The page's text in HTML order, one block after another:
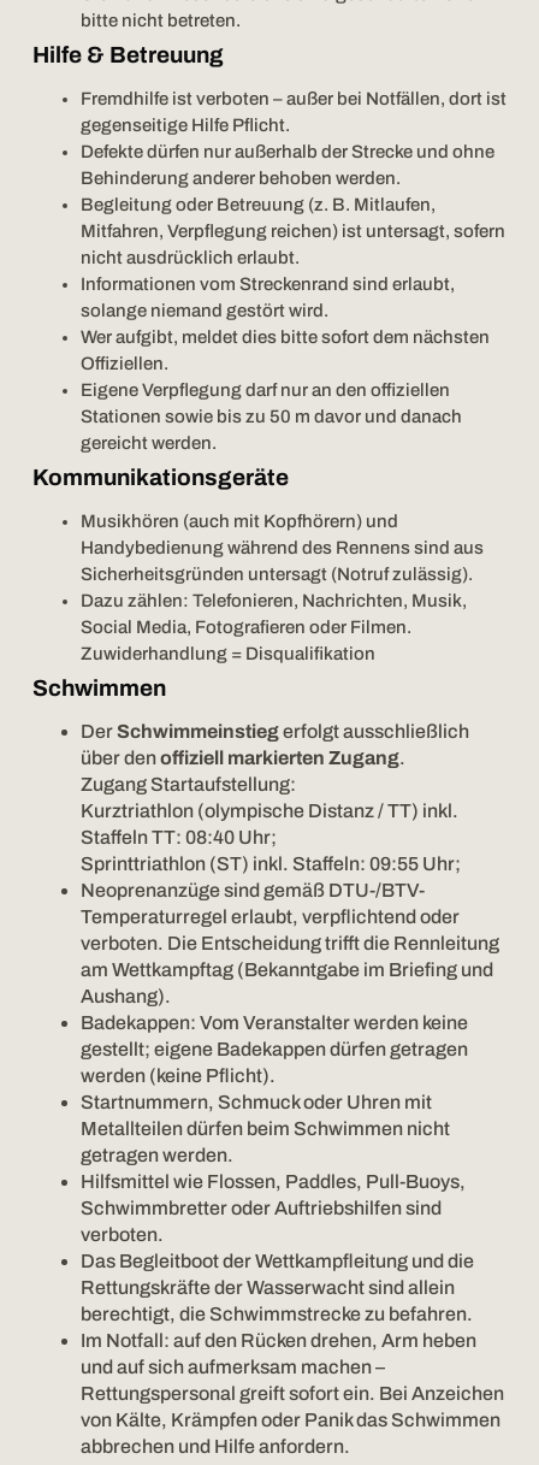
bitte nicht betreten.
Hilfe & Betreuung
Fremdhilfe ist verboten – außer bei Notfällen, dort ist
gegenseitige Hilfe Pflicht.
Defekte dürfen nur außerhalb der Strecke und ohne
Behinderung anderer behoben werden.
Begleitung oder Betreuung (z. B. Mitlaufen,
Mitfahren, Verpflegung reichen) ist untersagt, sofern
nicht ausdrücklich erlaubt.
Informationen vom Streckenrand sind erlaubt,
solange niemand gestört wird.
Wer aufgibt, meldet dies bitte sofort dem nächsten
Offiziellen.
Eigene Verpflegung darf nur an den offiziellen
Stationen sowie bis zu 50 m davor und danach
gereicht werden.
Kommunikationsgeräte
Musikhören (auch mit Kopfhörern) und
Handybedienung während des Rennens sind aus
Sicherheitsgründen untersagt (Notruf zulässig).
Dazu zählen: Telefonieren, Nachrichten, Musik,
Social Media, Fotografieren oder Filmen.
Zuwiderhandlung = Disqualifikation
Schwimmen
DerSchwimmeinstiegerfolgt ausschließlich
über denoffiziell markierten Zugang.
Zugang Startaufstellung:
Kurztriathlon (olympische Distanz / TT) inkl.
Staffeln TT: 08:40 Uhr;
Sprinttriathlon (ST) inkl. Staffeln: 09:55 Uhr;
Neoprenanzüge sind gemäß DTU-/BTV-
Temperaturregel erlaubt, verpflichtend oder
verboten. Die Entscheidung trifft die Rennleitung
am Wettkampftag (Bekanntgabe im Briefing und
Aushang).
Badekappen: Vom Veranstalter werden keine
gestellt; eigene Badekappen dürfen getragen
werden (keine Pflicht).
Startnummern, Schmuck oder Uhren mit
Metallteilen dürfen beim Schwimmen nicht
getragen werden.
Hilfsmittel wie Flossen, Paddles, Pull-Buoys,
Schwimmbretter oder Auftriebshilfen sind
verboten.
Das Begleitboot der Wettkampfleitung und die
Rettungskräfte der Wasserwacht sind allein
berechtigt, die Schwimmstrecke zu befahren.
Im Notfall: auf den Rücken drehen, Arm heben
und auf sich aufmerksam machen –
Rettungspersonal greift sofort ein. Bei Anzeichen
von Kälte, Krämpfen oder Panik das Schwimmen
abbrechen und Hilfe anfordern.